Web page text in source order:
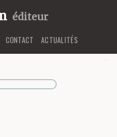
éditeur
CONTACT ACTUALITÉS